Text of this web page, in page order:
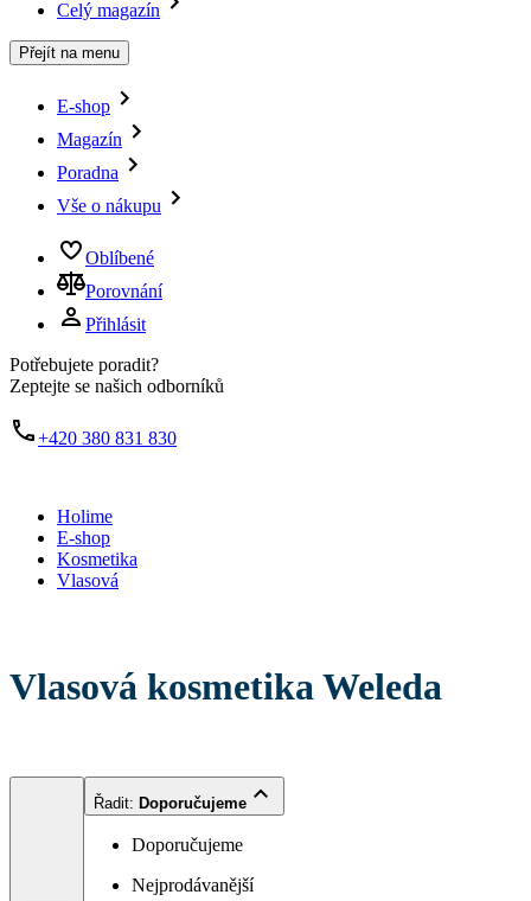
Celý magazín
Přejít na menu
E-shop
Magazín
Poradna
Vše o nákupu
Oblíbené
Porovnání
Přihlásit
Potřebujete poradit?
Zeptejte se našich odborníků
+420 380 831 830
Holime
E-shop
Kosmetika
Vlasová
Vlasová kosmetika Weleda
Řadit: Doporučujeme
Doporučujeme
Nejprodávanější